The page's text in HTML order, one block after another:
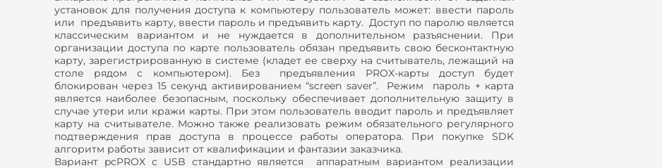
установок для получения доступа к компьютеру пользователь может: ввести пароль
или предъявить карту, ввести пароль и предъявить карту. Доступ по паролю является
классическим вариантом и не нуждается в дополнительном разъяснении. При
организации доступа по карте пользователь обязан предъявить свою бесконтактную
карту, зарегистрированную в системе (кладет ее сверху на считыватель, лежащий на
столе рядом с компьютером). Без предъявления PROX-карты доступ будет
блокирован через 15 секунд активированием “screen saver”. Режим пароль + карта
является наиболее безопасным, поскольку обеспечивает дополнительную защиту в
случае утери или кражи карты. При этом пользователь вводит пароль и предъявляет
карту на считывателе. Можно также реализовать режим обязательного регулярного
подтверждения прав доступа в процессе работы оператора. При покупке SDK
алгоритм работы зависит от квалификации и фантазии заказчика.
Вариант pcPROX с USB стандартно является аппаратным вариантом реализации